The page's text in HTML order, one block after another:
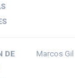
DE
Marcos Gil